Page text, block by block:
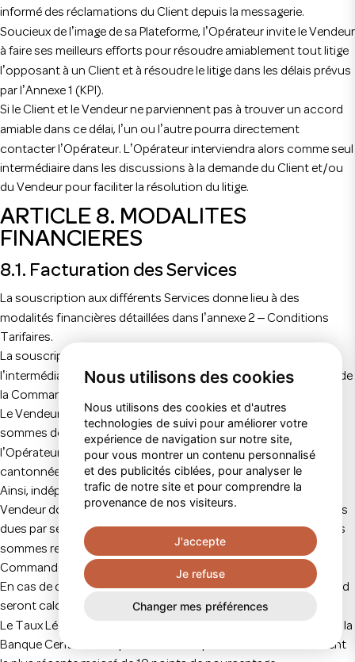
Nous utilisons des cookies
Nous utilisons des cookies et d'autres
technologies de suivi pour améliorer votre
expérience de navigation sur notre site,
pour vous montrer un contenu personnalisé
et des publicités ciblées, pour analyser le
trafic de notre site et pour comprendre la
provenance de nos visiteurs.
J'accepte
Je refuse
Changer mes préférences
informé des réclamations du Client depuis la messagerie.
Soucieux de l ’image de sa Plateforme, l ’Opérateur invite le Vendeur
à faire ses meilleurs efforts pour résoudre amiablement tout litige
’opposant à un Client et à résoudre le litige dans les délais prévus
par l ’Annexe 1 (KPI).
Si le Client et le Vendeur ne parviennent pas à trouver un accord
amiable dans ce délai, l ’un ou l ’autre pourra directement
contacter l ’Opérateur. L’Opérateur interviendra alors comme seul
intermédiaire dans les discussions à la demande du Client et/ou
du Vendeur pour faciliter la résolution du litige.
ARTICLE 8. MODALITES
FINANCIERES
8.1. Facturation des Services
La souscription aux différents Services donne lieu à des
modalités financières détaillées dans l ’annexe 2 – Conditions
Tarifaires.
La souscription au Service Marketplace est facturée par
’intermédiaire d ’une commission calculée sur le montant total de
la Commande Hors Taxe.
Le Vendeur donne expressément son accord pour que les
sommes dont il est débiteur au titre des Services fournis par
’Opérateur soient automatiquement débitées sur les sommes
cantonnées par le PSP au titre des Commandes.
Ainsi, indépendamment des règles légales de compensation, le
Vendeur donne expressément son accord pour que les sommes
dues par ses soins au titre des Services se compensent avec les
sommes reversées par l
Opérateur au titre du paiement des
Commandes par les Clients.
En cas de défaut ou de retard de paiement, les pénalités de retard
seront calculées de la façon suivante :
Le Taux Légal Applicable s
intérêt appliqué par la
Banque Centrale Européenne à son opération de refinancement